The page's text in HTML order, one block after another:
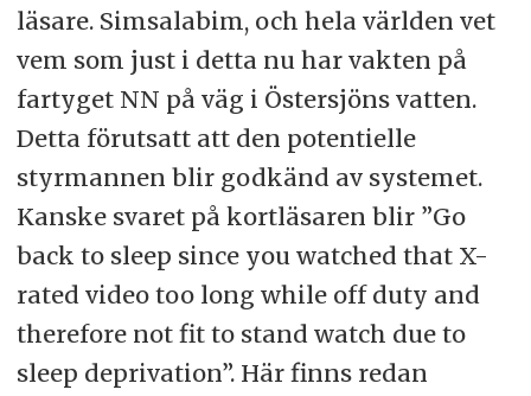
läsare. Simsalabim, och hela världen vet
vem som just i detta nu har vakten på
fartyget NN på väg i Östersjöns vatten.
Detta förutsatt att den potentielle
styrmannen blir godkänd av systemet.
Kanske svaret på kortläsaren blir ”Go
back to sleep since you watched that X-
rated video too long while off duty and
therefore not fit to stand watch due to
sleep deprivation”. Här finns redan